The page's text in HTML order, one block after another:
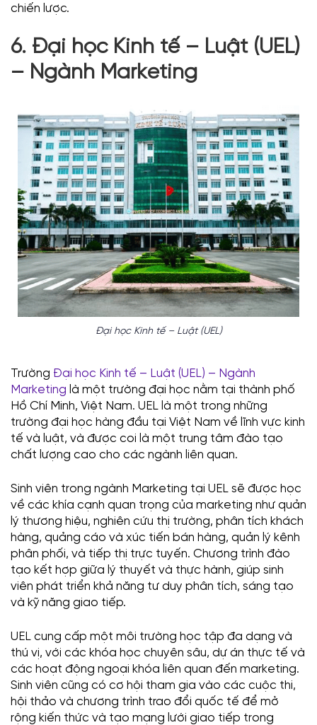
chiến lược.
6. Đại học Kinh tế – Luật (UEL)
– Ngành Marketing
Đại học Kinh tế – Luật (UEL)
Trường Đại học Kinh tế – Luật (UEL) – Ngành
Marketing là một trường đại học nằm tại thành phố
Hồ Chí Minh, Việt Nam. UEL là một trong những
trường đại học hàng đầu tại Việt Nam về lĩnh vực kinh
tế và luật, và được coi là một trung tâm đào tạo
chất lượng cao cho các ngành liên quan.
Sinh viên trong ngành Marketing tại UEL sẽ được học
về các khía cạnh quan trọng của marketing như quản
lý thương hiệu, nghiên cứu thị trường, phân tích khách
hàng, quảng cáo và xúc tiến bán hàng, quản lý kênh
phân phối, và tiếp thị trực tuyến. Chương trình đào
tạo kết hợp giữa lý thuyết và thực hành, giúp sinh
viên phát triển khả năng tư duy phân tích, sáng tạo
và kỹ năng giao tiếp.
UEL cung cấp một môi trường học tập đa dạng và
thú vị, với các khóa học chuyên sâu, dự án thực tế và
các hoạt động ngoại khóa liên quan đến marketing.
Sinh viên cũng có cơ hội tham gia vào các cuộc thi,
hội thảo và chương trình trao đổi quốc tế để mở
rộng kiến thức và tạo mạng lưới giao tiếp trong